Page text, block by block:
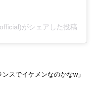
がシェアした投稿
スでイケメンなのかなw」